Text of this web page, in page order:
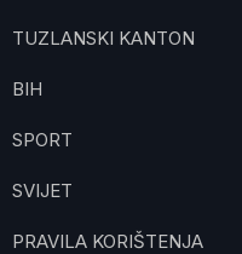
TUZLANSKI KANTON
BIH
SPORT
SVIJET
PRAVILA KORIŠTENJA